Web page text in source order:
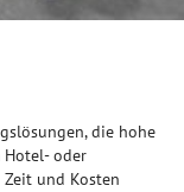
die hohe
oder
und Kosten